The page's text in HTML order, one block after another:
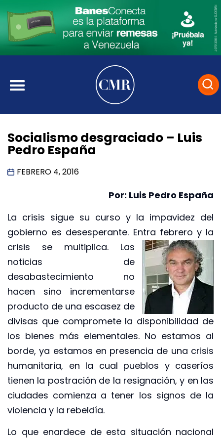
Socialismo desgraciado – Luis
Pedro España
FEBRERO 4, 2016
Por: Luis Pedro España
La crisis sigue su curso y la impavidez del
gobierno es desesperante. Entra febrero y la
crisis se multiplica. Las
noticias de
desabastecimiento no
hacen sino incrementarse
producto de una escasez de
divisas que compromete la disponibilidad de
los bienes más elementales. No estamos al
borde, ya estamos en presencia de una crisis
humanitaria, en la cual pueblos y caseríos
tienen la postración de la resignación, y en las
ciudades comienza a tener los signos de la
violencia y la rebeldía.
Lo que enardece de esta situación nacional